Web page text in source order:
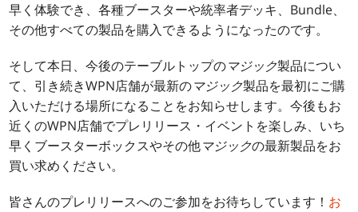
早く体験でき、各種ブースターや統率者デッキ、Bundle、
その他すべての製品を購入できるようになったのです。
そして本日、今後のテーブルトップのマジック製品につい
て、引き続きWPN店舗が最新のマジック製品を最初にご購
入いただける場所になることをお知らせします。今後もお
近くのWPN店舗でプレリリース・イベントを楽しみ、いち
早くブースターボックスやその他マジックの最新製品をお
買い求めください。
皆さんのプレリリースへのご参加をお待ちしています！ お